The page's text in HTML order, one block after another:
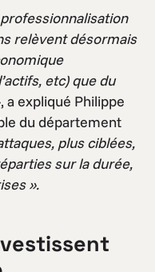
relèvent désormais
etc) que du
a expliqué Philippe
du département
plus ciblées,
sur la durée,
».